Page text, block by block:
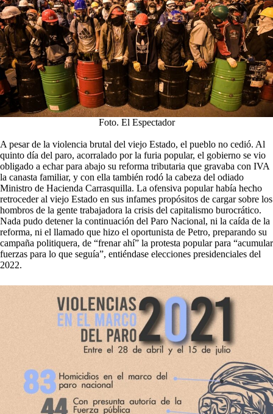
Foto. El Espectador
A pesar de la violencia brutal del viejo Estado, el pueblo no cedió. Al
quinto día del paro, acorralado por la furia popular, el gobierno se vio
obligado a echar para abajo su reforma tributaria que gravaba con IVA
la canasta familiar, y con ella también rodó la cabeza del odiado
Ministro de Hacienda Carrasquilla. La ofensiva popular había hecho
retroceder al viejo Estado en sus infames propósitos de cargar sobre los
hombros de la gente trabajadora la crisis del capitalismo burocrático.
Nada pudo detener la continuación del Paro Nacional, ni la caída de la
reforma, ni el llamado que hizo el oportunista de Petro, preparando su
campaña politiquera, de “frenar ahí” la protesta popular para “acumular
fuerzas para lo que seguía”, entiéndase elecciones presidenciales del
2022.